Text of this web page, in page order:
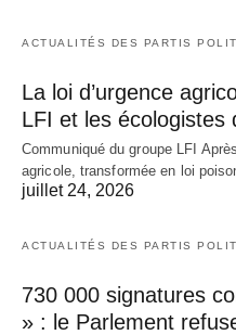
ACTUALITÉS DES PARTIS
La loi d’urgence
LFI et les écologistes
Communiqué du groupe LFI
agricole, transformée en loi
juillet 24, 2026
ACTUALITÉS DES PARTIS
730 000 signatures
» : le Parlement